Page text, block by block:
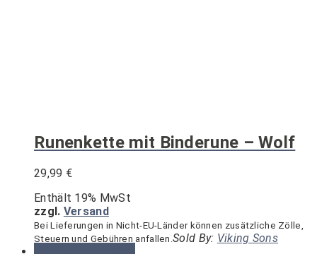
Runenkette mit Binderune – Wolf
29,99 €
Enthält 19% MwSt
zzgl. Versand
Bei Lieferungen in Nicht-EU-Länder können zusätzliche Zölle,
Steuern und Gebühren anfallen.Sold By: Viking Sons